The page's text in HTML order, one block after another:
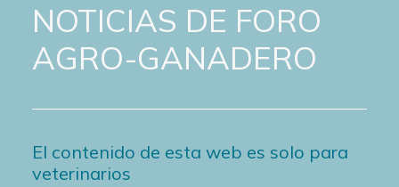
NOTICIAS DE FORO
AGRO-GANADERO
El contenido de esta web es solo para
veterinarios